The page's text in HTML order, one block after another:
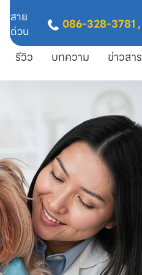
สาย
ด่วน
086-328-3781 ,
รีวิว บทความ ข่าวสาร